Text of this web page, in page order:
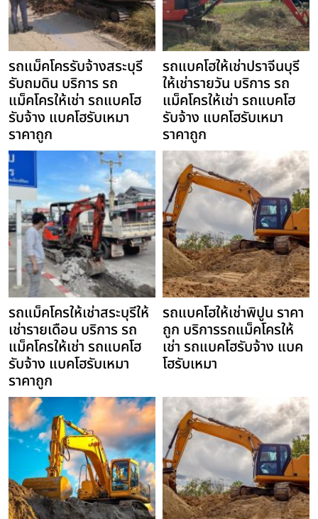
รถแม็คโครรับจ้างสระบุรี
รับถมดิน บริการ รถ
แม็คโครให้เช่า รถแบคโฮ
รับจ้าง แบคโฮรับเหมา
ราคาถูก
รถแบคโฮให้เช่าปราจีนบุรี
ให้เช่ารายวัน บริการ รถ
แม็คโครให้เช่า รถแบคโฮ
รับจ้าง แบคโฮรับเหมา
ราคาถูก
รถแม็คโครให้เช่าสระบุรีให้
เช่ารายเดือน บริการ รถ
แม็คโครให้เช่า รถแบคโฮ
รับจ้าง แบคโฮรับเหมา
ราคาถูก
รถแบคโฮให้เช่าพิปูน ราคา
ถูก บริการรถแม็คโครให้
เช่า รถแบคโฮรับจ้าง แบค
โฮรับเหมา